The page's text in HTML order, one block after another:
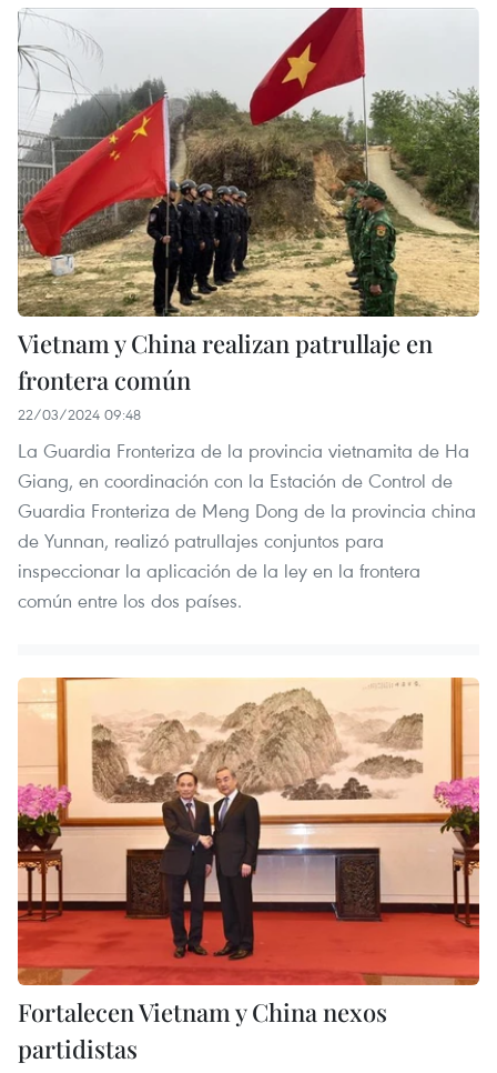
Vietnam y China realizan patrullaje en
frontera común
22/03/2024 09:48
La Guardia Fronteriza de la provincia vietnamita de Ha
Giang, en coordinación con la Estación de Control de
Guardia Fronteriza de Meng Dong de la provincia china
de Yunnan, realizó patrullajes conjuntos para
inspeccionar la aplicación de la ley en la frontera
común entre los dos países.
Fortalecen Vietnam y China nexos
partidistas